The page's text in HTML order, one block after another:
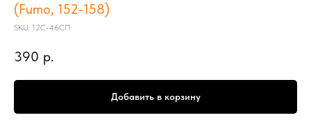
(Fumo, 152-158)
SKU: 12С-46СП
390 р.
Добавить в корзину